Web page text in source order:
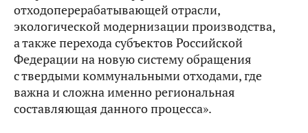
отходоперерабатывающей отрасли,
экологической модернизации производства,
а также перехода субъектов Российской
Федерации на новую систему обращения
с твердыми коммунальными отходами, где
важна и сложна именно региональная
составляющая данного процесса».